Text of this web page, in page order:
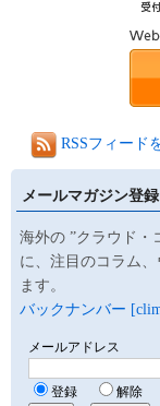
RSSフィード
メールマガジン登録
海外の ”クラウド・
に、注目のコラム
ます。
バックナンバー